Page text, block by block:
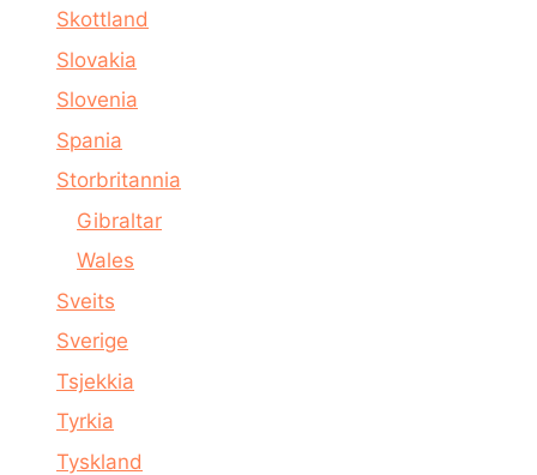
Skottland
Slovakia
Slovenia
Spania
Storbritannia
Gibraltar
Wales
Sveits
Sverige
Tsjekkia
Tyrkia
Tyskland